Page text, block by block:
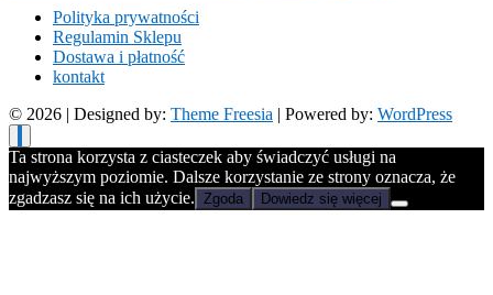
Polityka prywatności
Regulamin Sklepu
Dostawa i płatność
kontakt
© 2026 | Designed by: Theme Freesia | Powered by: WordPress
Ta strona korzysta z ciasteczek aby świadczyć usługi na
najwyższym poziomie. Dalsze korzystanie ze strony oznacza, że
zgadzasz się na ich użycie.
Zgoda Dowiedz się więcej